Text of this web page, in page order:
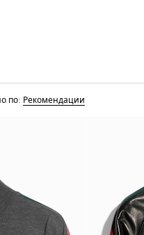
по: Рекомендации